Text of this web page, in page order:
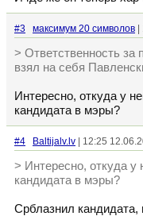
#3 максимум 20 символов
> Ответственность за
взял на себя
Интересно, откуда у
кандидата в мэры?
#4 Baltijalv.lv | 12:25
> Интересно, откуда у
кандидата в мэры?
Срблазнил кандидата,